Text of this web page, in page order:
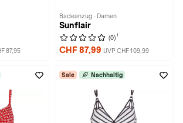
87,95
Badeanzug · Damen
Sunflair
(0) 1
CHF 87,99 UVP CHF 109,99
Sale Nachhaltig